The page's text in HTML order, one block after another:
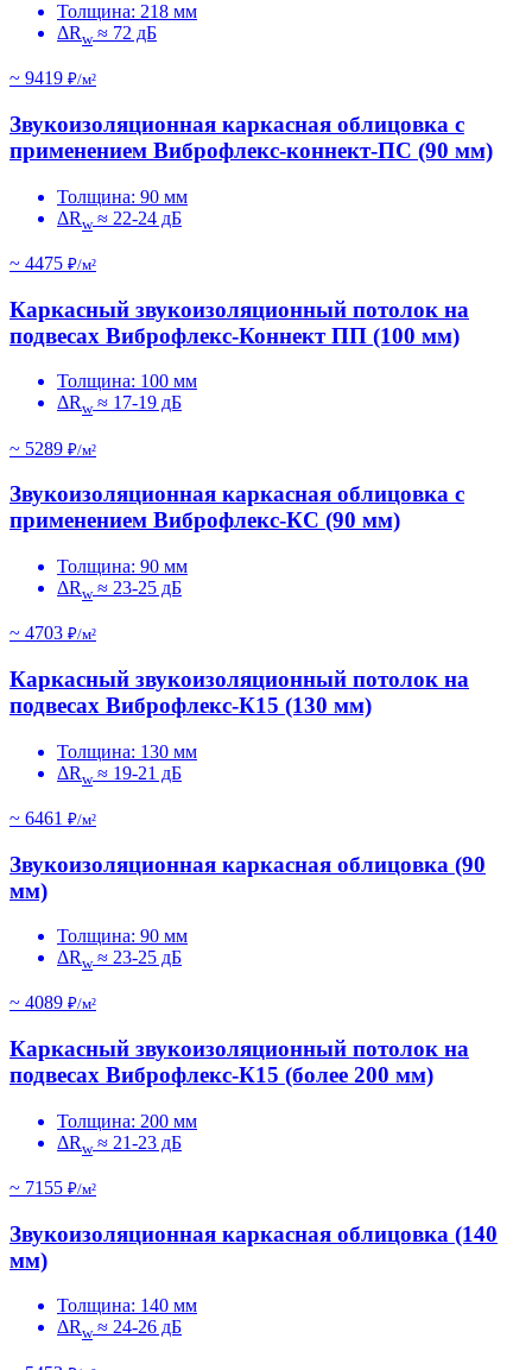
Толщина: 218 мм
ΔRw≈ 72 дБ
~ 9419 ₽/м²
Звукоизоляционная каркасная облицовка с
применением Виброфлекс-коннект-ПС (90 мм)
Толщина: 90 мм
ΔRw≈ 22-24 дБ
~ 4475 ₽/м²
Каркасный звукоизоляционный потолок на
подвесах Виброфлекс-Коннект ПП (100 мм)
Толщина: 100 мм
ΔRw≈ 17-19 дБ
~ 5289 ₽/м²
Звукоизоляционная каркасная облицовка с
применением Виброфлекс-КС (90 мм)
Толщина: 90 мм
ΔRw≈ 23-25 дБ
~ 4703 ₽/м²
Каркасный звукоизоляционный потолок на
подвесах Виброфлекс-К15 (130 мм)
Толщина: 130 мм
ΔRw≈ 19-21 дБ
~ 6461 ₽/м²
Звукоизоляционная каркасная облицовка (90
мм)
Толщина: 90 мм
ΔRw≈ 23-25 дБ
~ 4089 ₽/м²
Каркасный звукоизоляционный потолок на
подвесах Виброфлекс-К15 (более 200 мм)
Толщина: 200 мм
ΔRw≈ 21-23 дБ
~ 7155 ₽/м²
Звукоизоляционная каркасная облицовка (140
мм)
Толщина: 140 мм
ΔRw≈ 24-26 дБ